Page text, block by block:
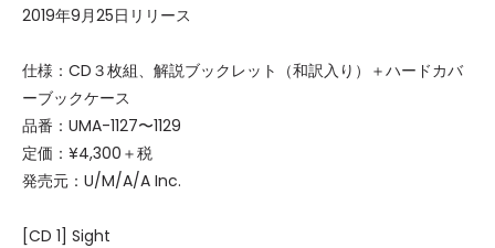
2019年9月25日リリース
仕様：CD３枚組、解説ブックレット（和訳入り）＋ハードカバ
ーブックケース
品番：UMA-1127〜1129
定価：¥4,300＋税
発売元：U/M/A/A Inc.
[CD 1] Sight